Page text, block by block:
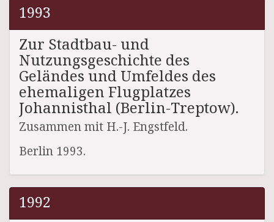
1993
Zur Stadtbau- und
Nutzungsgeschichte des
Geländes und Umfeldes des
ehemaligen Flugplatzes
Johannisthal (Berlin-Treptow).
Zusammen mit H.-J. Engstfeld.
Berlin 1993.
1992